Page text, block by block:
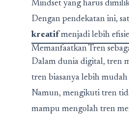
Mindset yang harus
Dengan pendekatan ini,
kreatif menjadi lebih
Memanfaatkan Tren
Dalam dunia digital, tren
tren biasanya lebih
Namun, mengikuti tren
mampu mengolah tren